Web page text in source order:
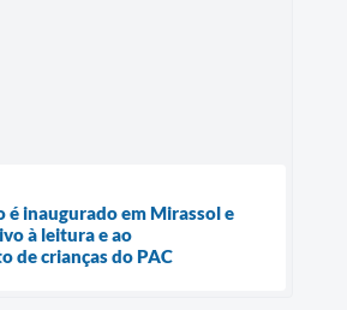
é inaugurado em Mirassol e
à leitura e ao
de crianças do PAC